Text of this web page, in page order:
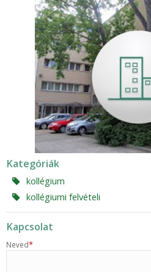
Kategóriák
kollégium
kollégiumi felvételi
Kapcsolat
Neved*